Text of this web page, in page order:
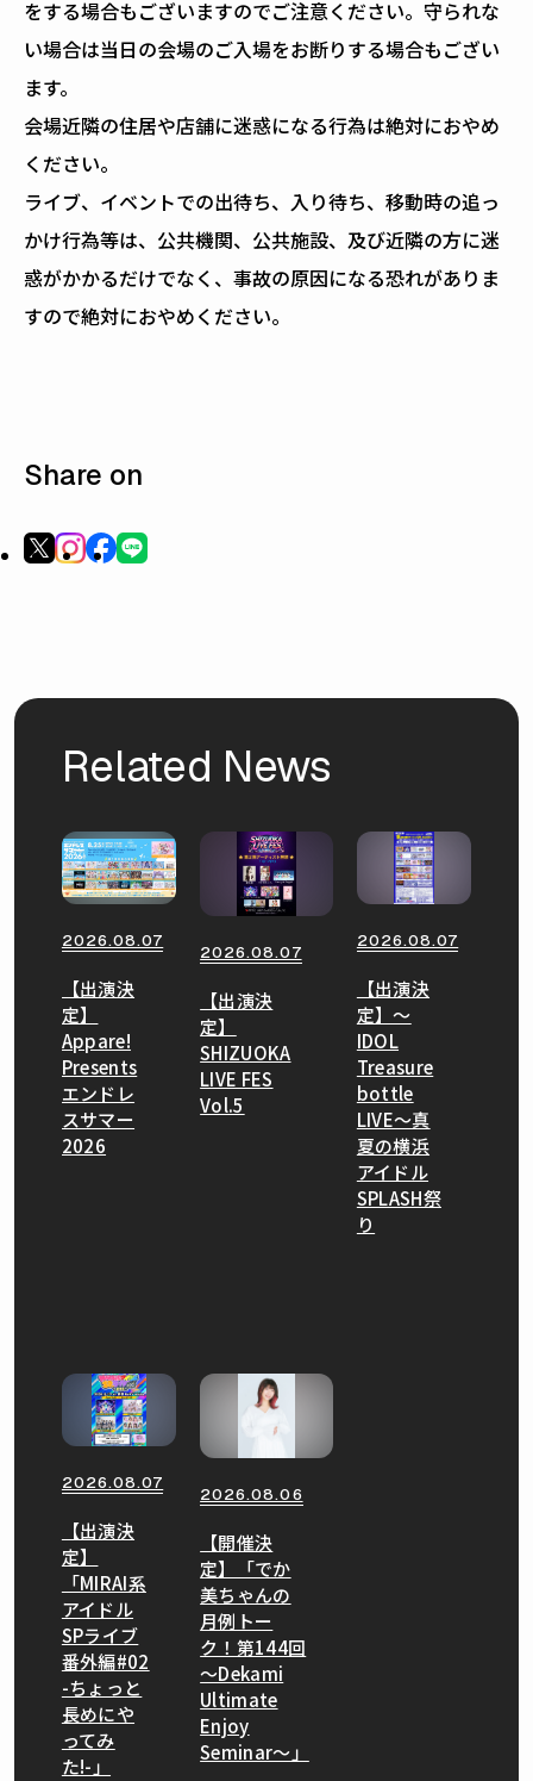
をする場合もございますのでご注意ください。守られな
い場合は当日の会場のご入場をお断りする場合もござい
ます。
会場近隣の住居や店舗に迷惑になる行為は絶対におやめ
ください。
ライブ、イベントでの出待ち、入り待ち、移動時の追っ
かけ行為等は、公共機関、公共施設、及び近隣の方に迷
惑がかかるだけでなく、事故の原因になる恐れがありま
すので絶対におやめください。
Share on
Related News
2026.08.07
【出演決
定】
Appare!
Presents
エンドレ
スサマー
2026
2026.08.07
【出演決
定】
SHIZUOKA
LIVE FES
Vol.5
2026.08.07
【出演決
定】〜
IDOL
Treasure
bottle
LIVE〜真
夏の横浜
アイドル
SPLASH祭
り
2026.08.07
【出演決
定】
「MIRAI系
アイドル
SPライブ
番外編#02
-ちょっと
長めにや
ってみ
た!-」
2026.08.06
【開催決
定】「でか
美ちゃんの
月例トー
ク！第144回
〜Dekami
Ultimate
Enjoy
Seminar〜」